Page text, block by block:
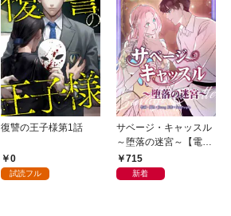
復讐の王子様第1話
0
試読フル
サベージ・キャッスル
～堕落の迷宮～【電子
単行本版】 第1巻
715
新着